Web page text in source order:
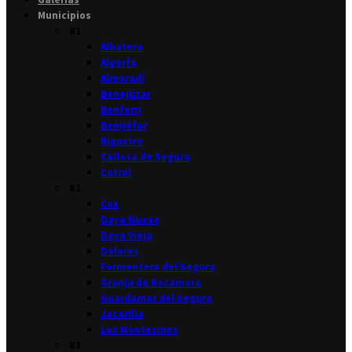
Municipios
Albatera
Algorfa
Almoradí
Benejúzar
Benferri
Benijófar
Bigastro
Callosa de Segura
Catral
Cox
Daya Nueva
Daya Vieja
Dolores
Formentera del Segura
Granja de Rocamora
Guardamar del Segura
Jacarilla
Los Montesinos